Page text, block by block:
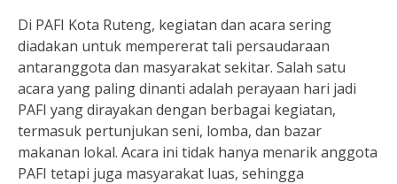
Di PAFI Kota Ruteng, kegiatan dan acara sering
diadakan untuk mempererat tali persaudaraan
antaranggota dan masyarakat sekitar. Salah satu
acara yang paling dinanti adalah perayaan hari jadi
PAFI yang dirayakan dengan berbagai kegiatan,
termasuk pertunjukan seni, lomba, dan bazar
makanan lokal. Acara ini tidak hanya menarik anggota
PAFI tetapi juga masyarakat luas, sehingga